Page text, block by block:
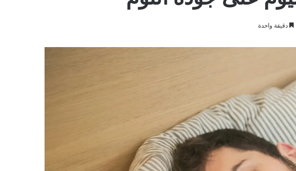
دقيقة واحدة